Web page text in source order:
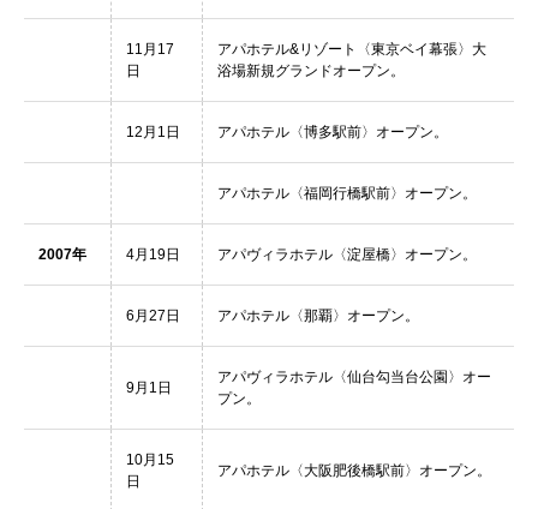
11月17
日
アパホテル&リゾート〈東京ベイ幕張〉大
浴場新規グランドオープン。
12月1日 アパホテル〈博多駅前〉オープン。
アパホテル〈福岡行橋駅前〉オープン。
2007年 4月19日 アパヴィラホテル〈淀屋橋〉オープン。
6月27日 アパホテル〈那覇〉オープン。
9月1日
アパヴィラホテル〈仙台勾当台公園〉オー
プン。
10月15
日
アパホテル〈大阪肥後橋駅前〉オープン。